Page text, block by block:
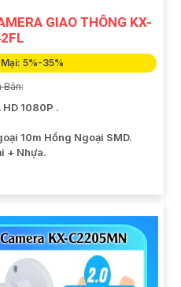
GIAO THÔNG KX-
5%-35%
Bán:
HD 1080P .
10m Hồng Ngoại SMD.
+ Nhựa.